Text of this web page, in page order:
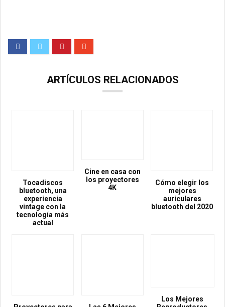
ARTÍCULOS RELACIONADOS
Tocadiscos
bluetooth, una
experiencia
vintage con la
tecnología más
actual
Cine en casa con
los proyectores
4K
Cómo elegir los
mejores
auriculares
bluetooth del 2020
Los Mejores